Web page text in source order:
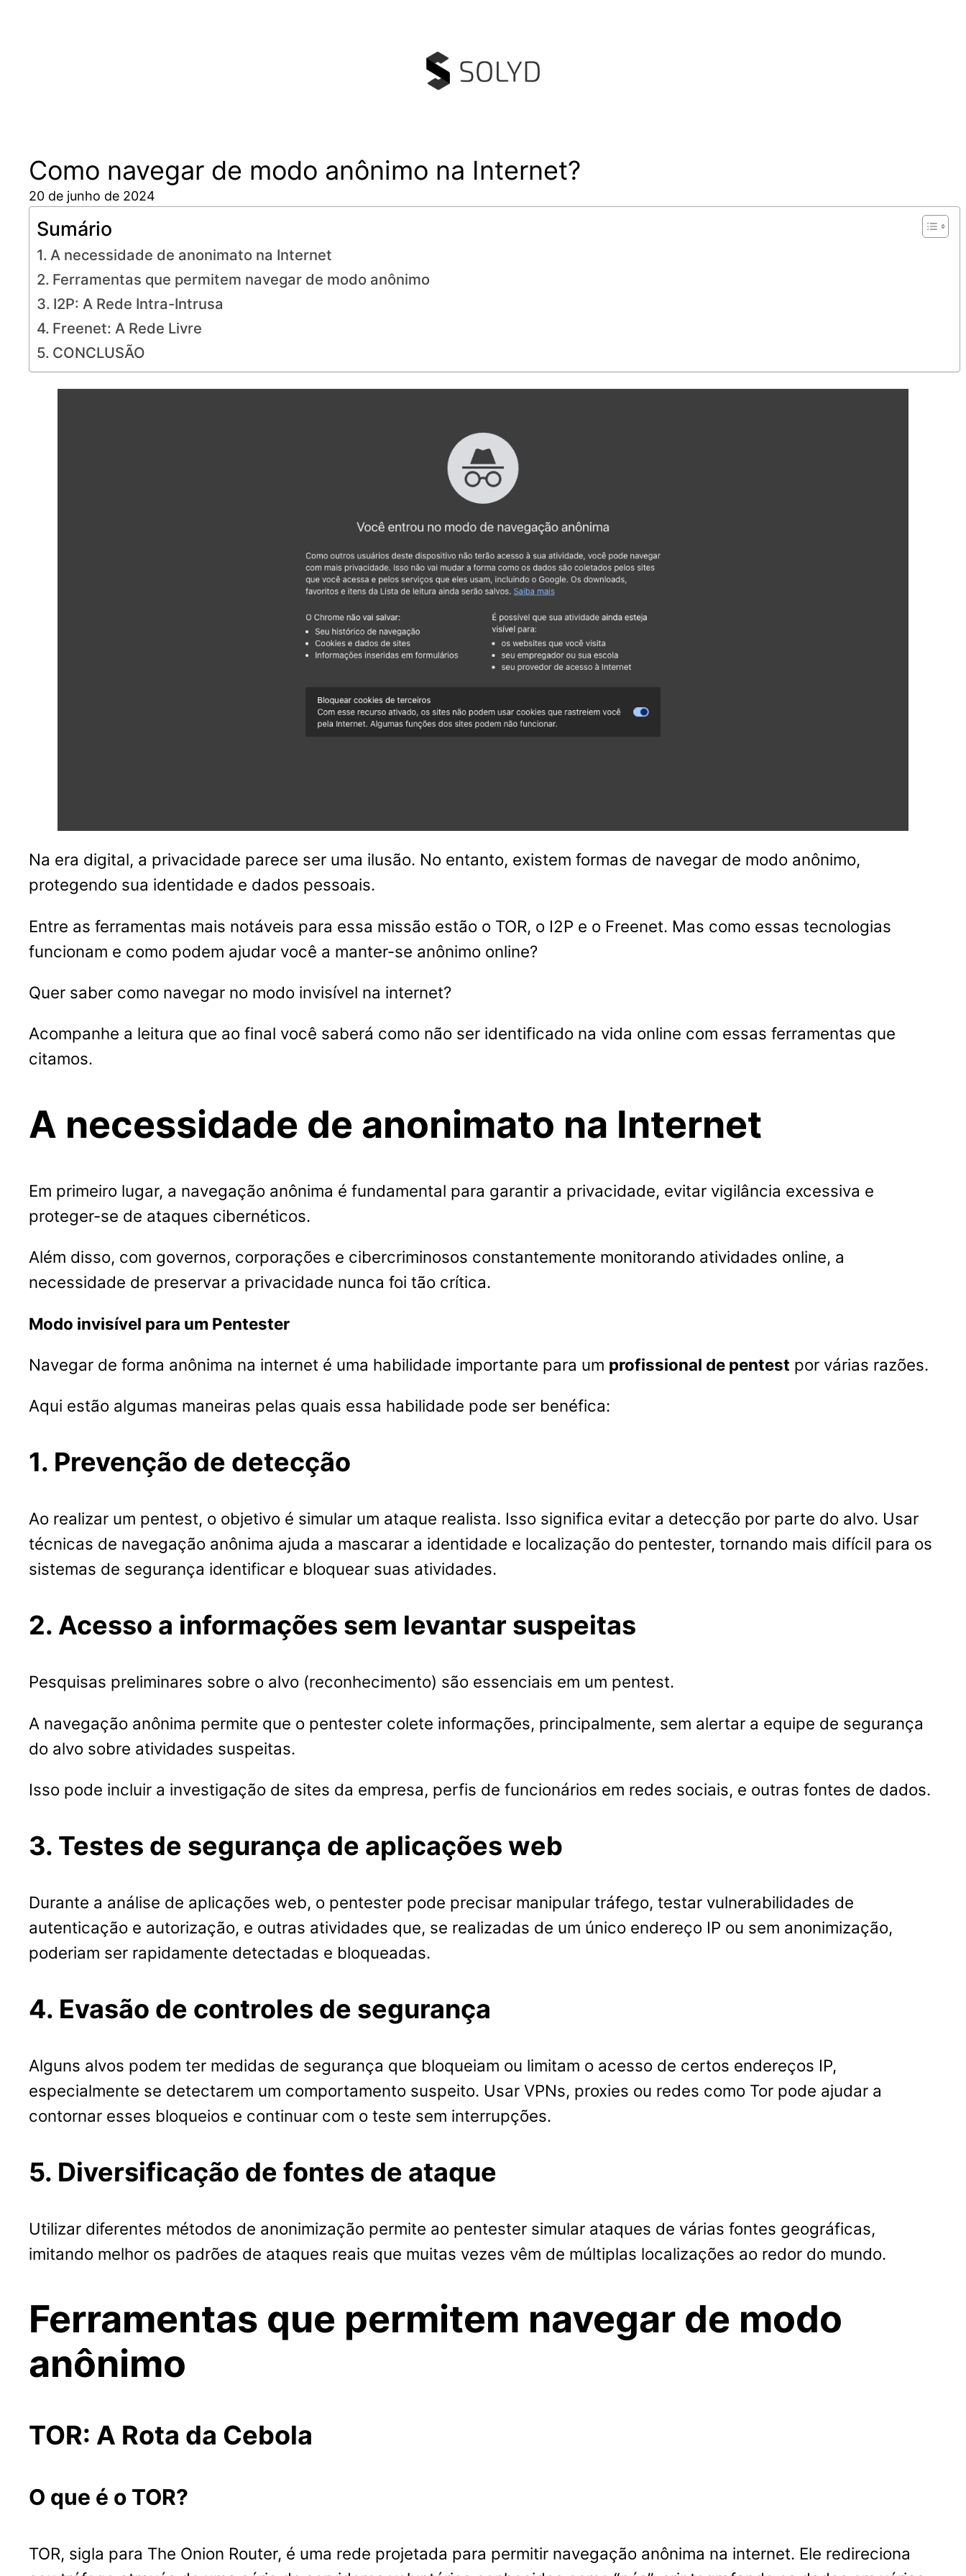
Como navegar de modo anônimo na Internet?
20 de junho de 2024
Sumário
A necessidade de anonimato na Internet
Ferramentas que permitem navegar de modo anônimo
I2P: A Rede Intra-Intrusa
Freenet: A Rede Livre
CONCLUSÃO
Na era digital, a privacidade parece ser uma ilusão. No entanto, existem formas de navegar de modo anônimo,
protegendo sua identidade e dados pessoais.
Entre as ferramentas mais notáveis para essa missão estão o TOR, o I2P e o Freenet. Mas como essas tecnologias
funcionam e como podem ajudar você a manter-se anônimo online?
Quer saber como navegar no modo invisível na internet?
Acompanhe a leitura que ao final você saberá como não ser identificado na vida online com essas ferramentas que
citamos.
A necessidade de anonimato na Internet
Em primeiro lugar, a navegação anônima é fundamental para garantir a privacidade, evitar vigilância excessiva e
proteger-se de ataques cibernéticos.
Além disso, com governos, corporações e cibercriminosos constantemente monitorando atividades online, a
necessidade de preservar a privacidade nunca foi tão crítica.
Modo invisível para um Pentester
Navegar de forma anônima na internet é uma habilidade importante para um profissional de pentest por várias razões.
Aqui estão algumas maneiras pelas quais essa habilidade pode ser benéfica:
1. Prevenção de detecção
Ao realizar um pentest, o objetivo é simular um ataque realista. Isso significa evitar a detecção por parte do alvo. Usar
técnicas de navegação anônima ajuda a mascarar a identidade e localização do pentester, tornando mais difícil para os
sistemas de segurança identificar e bloquear suas atividades.
2. Acesso a informações sem levantar suspeitas
Pesquisas preliminares sobre o alvo (reconhecimento) são essenciais em um pentest.
A navegação anônima permite que o pentester colete informações, principalmente, sem alertar a equipe de segurança
do alvo sobre atividades suspeitas.
Isso pode incluir a investigação de sites da empresa, perfis de funcionários em redes sociais, e outras fontes de dados.
3. Testes de segurança de aplicações web
Durante a análise de aplicações web, o pentester pode precisar manipular tráfego, testar vulnerabilidades de
autenticação e autorização, e outras atividades que, se realizadas de um único endereço IP ou sem anonimização,
poderiam ser rapidamente detectadas e bloqueadas.
4. Evasão de controles de segurança
Alguns alvos podem ter medidas de segurança que bloqueiam ou limitam o acesso de certos endereços IP,
especialmente se detectarem um comportamento suspeito. Usar VPNs, proxies ou redes como Tor pode ajudar a
contornar esses bloqueios e continuar com o teste sem interrupções.
5. Diversificação de fontes de ataque
Utilizar diferentes métodos de anonimização permite ao pentester simular ataques de várias fontes geográficas,
imitando melhor os padrões de ataques reais que muitas vezes vêm de múltiplas localizações ao redor do mundo.
Ferramentas que permitem navegar de modo
anônimo
TOR: A Rota da Cebola
O que é o TOR?
TOR, sigla para The Onion Router, é uma rede projetada para permitir navegação anônima na internet. Ele redireciona